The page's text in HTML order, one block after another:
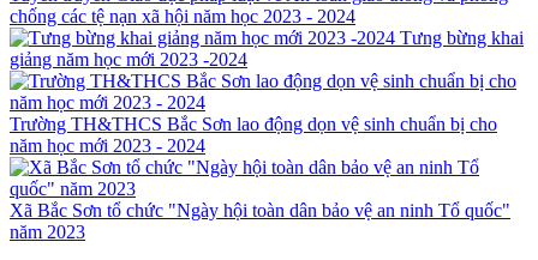
chống các tệ nạn xã hội năm học 2023 - 2024
Tưng bừng khai
giảng năm học mới 2023 -2024
Trường TH&THCS Bắc Sơn lao động dọn vệ sinh chuẩn bị cho
năm học mới 2023 - 2024
Xã Bắc Sơn tổ chức "Ngày hội toàn dân bảo vệ an ninh Tổ quốc"
năm 2023